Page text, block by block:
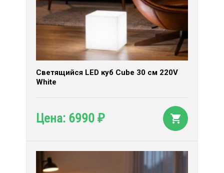
Светящийся LED куб Cube 30 см 220V
White
Цена: 6990 ₽